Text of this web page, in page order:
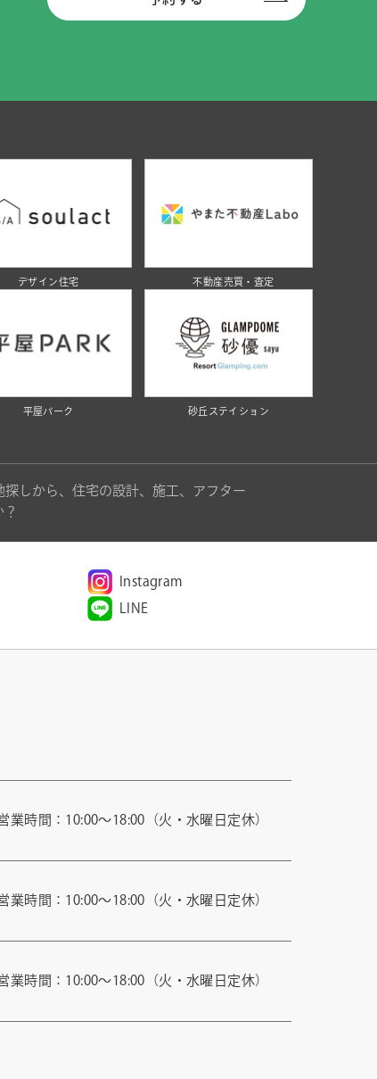
デザイン住宅 不動産売買・査定
平屋パーク 砂丘ステイション
しから、住宅の設計、施工、アフター
Instagram
LINE
業時間：10:00〜18:00（火・水曜日定休）
業時間：10:00〜18:00（火・水曜日定休）
業時間：10:00〜18:00（火・水曜日定休）